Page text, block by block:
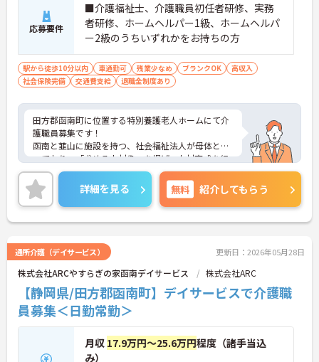
応募要件
■介護福祉士、介護職員初任者研修、実務
者研修、ホームヘルパー1級、ホームヘルパ
ー2級のうちいずれかをお持ちの方
駅から徒歩10分以内 車通勤可 残業少なめ ブランクOK
高収入
社会保険完備
交通費支給 退職金制度あり
田方郡函南町に位置する特別養護老人ホームにて介
護職員募集です！
函南と韮山に施設を持つ、社会福祉法人が母体とな
っており、「求める人材像」を掲げ、人材育成を行
っております。
新卒者の方、中途採用者の方へのフォローアップ研
修もあり、理念や人材像を共有し働きやすい職場作
りを目指しております！
賞与年3回5.5ヶ月分、勤続3年以上での退職金制度
興味のある方はお気軽にお問い合わせください。
詳細を見る 無料 紹介してもらう
通所介護（デイサービス） 更新日：2026年05月28日
株式会社ARCやすらぎの家函南デイサービス 株式会社ARC
【静岡県/田方郡函南町】デイサービスで介護職
員募集＜日勤常勤＞
月収 17.9万円～25.6万円程度（諸手当込
み）